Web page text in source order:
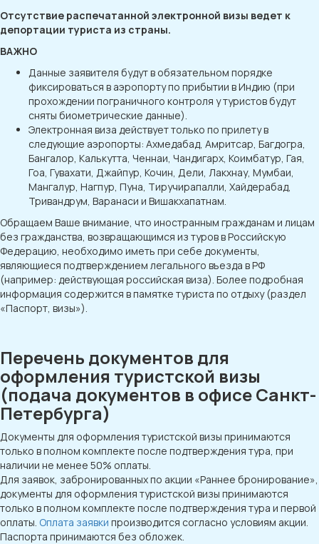
Отсутствие распечатанной электронной визы ведет к
депортации туриста из страны.
ВАЖНО
Данные заявителя будут в обязательном порядке
фиксироваться в аэропорту по прибытии в Индию (при
прохождении пограничного контроля у туристов будут
сняты биометрические данные).
Электронная виза действует только по прилету в
следующие аэропорты: Ахмедабад, Амритсар, Багдогра,
Бангалор, Калькутта, Ченнаи, Чандигарх, Коимбатур, Гая,
Гоа, Гувахати, Джайпур, Кочин, Дели, Лакхнау, Мумбаи,
Мангалур, Нагпур, Пуна, Тиручирапалли, Хайдерабад,
Тривандрум, Варанаси и Вишакхапатнам.
Обращаем Ваше внимание, что иностранным гражданам и лицам
без гражданства, возвращающимся из туров в Российскую
Федерацию, необходимо иметь при себе документы,
являющиеся подтверждением легального въезда в РФ
(например: действующая российская виза). Более подробная
информация содержится в памятке туриста по отдыху (раздел
«Паспорт, визы»).
Перечень документов для
оформления туристской визы
(подача документов в офисе Санкт-
Петербурга)
Документы для оформления туристской визы принимаются
только в полном комплекте после подтверждения тура, при
наличии не менее 50% оплаты.
Для заявок, забронированных по акции «Раннее бронирование»,
документы для оформления туристской визы принимаются
только в полном комплекте после подтверждения тура и первой
оплаты. Оплата заявки производится согласно условиям акции.
Паспорта принимаются без обложек.